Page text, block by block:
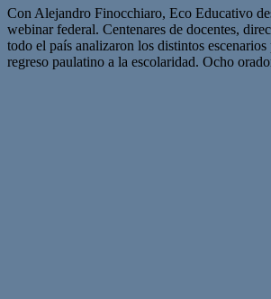
Con Alejandro Finocchiaro, Eco Educativo
webinar federal. Centenares de docentes,
todo el país analizaron los distintos escenarios
regreso paulatino a la escolaridad. Ocho